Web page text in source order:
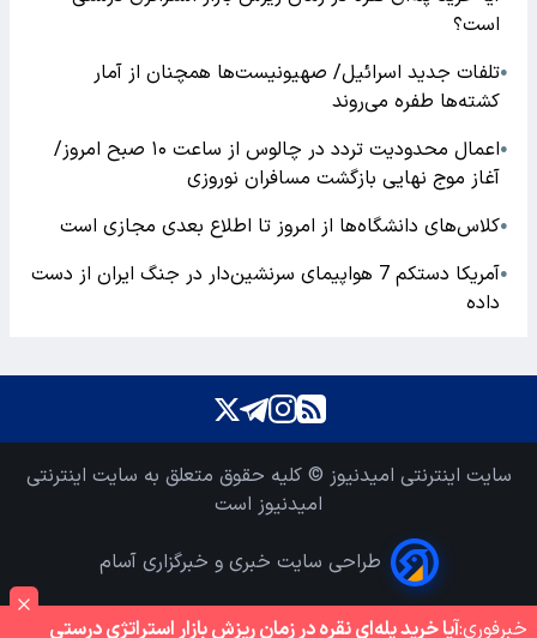
است؟
●تلفات جدید اسرائیل/ صهیونیست‌ها همچنان از آمار
کشته‌ها طفره می‌روند
●
اعمال محدودیت تردد در چالوس از ساعت ۱۰ صبح امروز/
آغاز موج نهایی بازگشت مسافران نوروزی
●کلاس‌های دانشگاه‌ها از امروز تا اطلاع بعدی مجازی است
●
آمریکا دستکم 7 هواپیمای سرنشین‌دار در جنگ ایران از دست
داده
خبر‌فوری:آیا خرید پله‌ای نقره در زمان ریزش بازار استراتژی درستی
سایت اینترنتی امیدنیوز © کلیه حقوق متعلق به سایت اینترنتی
امیدنیوز است
طراحی سایت خبری و خبرگزاری آسام